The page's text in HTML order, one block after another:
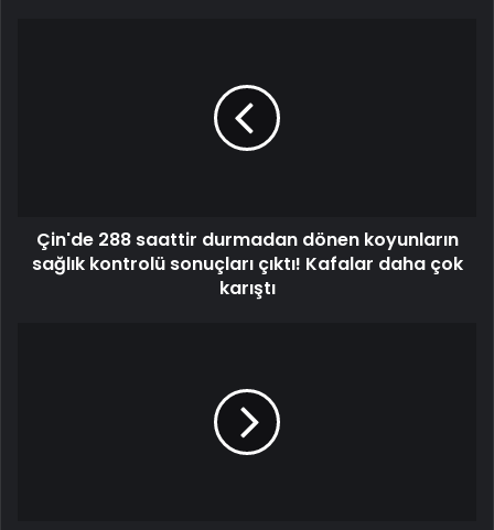
Çin'de 288 saattir durmadan dönen koyunların
sağlık kontrolü sonuçları çıktı! Kafalar daha çok
karıştı